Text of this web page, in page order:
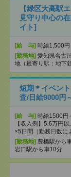
【緑区大高駅
見守り中心の
イト]
[給 与] 時給1,500
[勤務地] 愛知県名古
地（最寄り駅：地下
短期＊イベン
査/日給9000円
[給 与] 時給1500円
【収入例】5.6万円
×5日間（勤務日数に
[勤務地] 豊橋駅から
岩口駅から車10分